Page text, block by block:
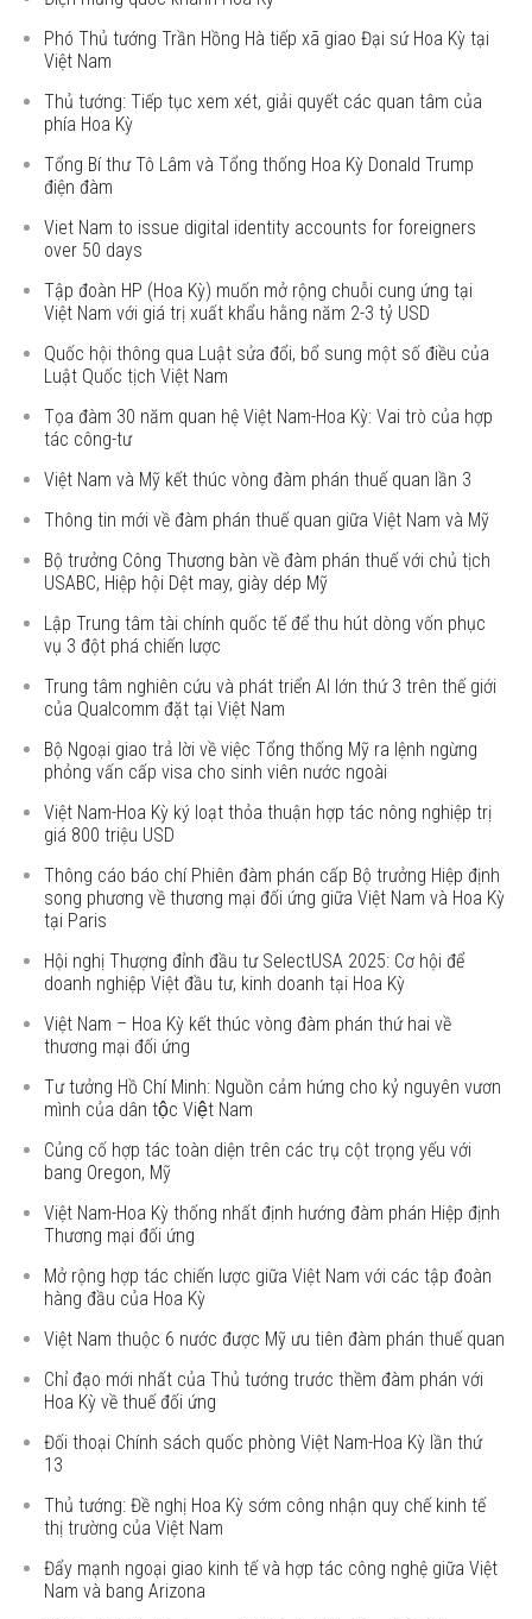
Phó Thủ tướng Trần Hồng Hà tiếp xã giao Đại sứ Hoa Kỳ tại
Việt Nam
Thủ tướng: Tiếp tục xem xét, giải quyết các quan tâm của
phía Hoa Kỳ
Tổng Bí thư Tô Lâm và Tổng thống Hoa Kỳ Donald Trump
điện đàm
Viet Nam to issue digital identity accounts for foreigners
over 50 days
Tập đoàn HP (Hoa Kỳ) muốn mở rộng chuỗi cung ứng tại
Việt Nam với giá trị xuất khẩu hằng năm 2-3 tỷ USD
Quốc hội thông qua Luật sửa đổi, bổ sung một số điều của
Luật Quốc tịch Việt Nam
Tọa đàm 30 năm quan hệ Việt Nam-Hoa Kỳ: Vai trò của hợp
tác công-tư
Việt Nam và Mỹ kết thúc vòng đàm phán thuế quan lần 3
Thông tin mới về đàm phán thuế quan giữa Việt Nam và Mỹ
Bộ trưởng Công Thương bàn về đàm phán thuế với chủ tịch
USABC, Hiệp hội Dệt may, giày dép Mỹ
Lập Trung tâm tài chính quốc tế để thu hút dòng vốn phục
vụ 3 đột phá chiến lược
Trung tâm nghiên cứu và phát triển AI lớn thứ 3 trên thế giới
của Qualcomm đặt tại Việt Nam
Bộ Ngoại giao trả lời về việc Tổng thống Mỹ ra lệnh ngừng
phỏng vấn cấp visa cho sinh viên nước ngoài
Việt Nam-Hoa Kỳ ký loạt thỏa thuận hợp tác nông nghiệp trị
giá 800 triệu USD
Thông cáo báo chí Phiên đàm phán cấp Bộ trưởng Hiệp định
song phương về thương mại đối ứng giữa Việt Nam và Hoa Kỳ
tại Paris
Hội nghị Thượng đỉnh đầu tư SelectUSA 2025: Cơ hội để
doanh nghiệp Việt đầu tư, kinh doanh tại Hoa Kỳ
Việt Nam – Hoa Kỳ kết thúc vòng đàm phán thứ hai về
thương mại đối ứng
Tư tưởng Hồ Chí Minh: Nguồn cảm hứng cho kỷ nguyên vươn
mình của dân tộc Việt Nam
Củng cố hợp tác toàn diện trên các trụ cột trọng yếu với
bang Oregon, Mỹ
Việt Nam-Hoa Kỳ thống nhất định hướng đàm phán Hiệp định
Thương mại đối ứng
Mở rộng hợp tác chiến lược giữa Việt Nam với các tập đoàn
hàng đầu của Hoa Kỳ
Việt Nam thuộc 6 nước được Mỹ ưu tiên đàm phán thuế quan
Chỉ đạo mới nhất của Thủ tướng trước thềm đàm phán với
Hoa Kỳ về thuế đối ứng
Đối thoại Chính sách quốc phòng Việt Nam-Hoa Kỳ lần thứ
13
Thủ tướng: Đề nghị Hoa Kỳ sớm công nhận quy chế kinh tế
thị trường của Việt Nam
Đẩy mạnh ngoại giao kinh tế và hợp tác công nghệ giữa Việt
Nam và bang Arizona